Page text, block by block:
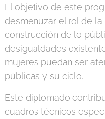
El objetivo de este
desmenuzar el rol de
construcción de lo
desigualdades
mujeres puedan ser
públicas y su ciclo.
Este diplomado
cuadros técnicos